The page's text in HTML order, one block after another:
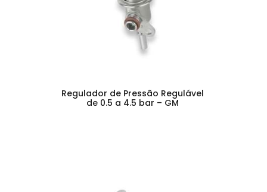
Regulador de Pressão Regulável
de 0.5 a 4.5 bar – GM